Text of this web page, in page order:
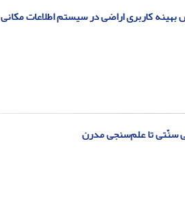
کاربری اراضی در سیستم‌ اطلاعات مکانی
سنّتی تا علم‌سنجی مدرن